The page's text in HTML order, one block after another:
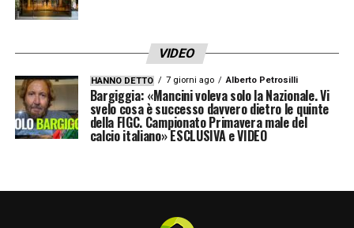
VIDEO
HANNO DETTO 7 giorni ago Alberto Petrosilli
Bargiggia: «Mancini voleva solo la Nazionale. Vi
svelo cosa è successo davvero dietro le quinte
della FIGC. Campionato Primavera male del
calcio italiano» ESCLUSIVA e VIDEO